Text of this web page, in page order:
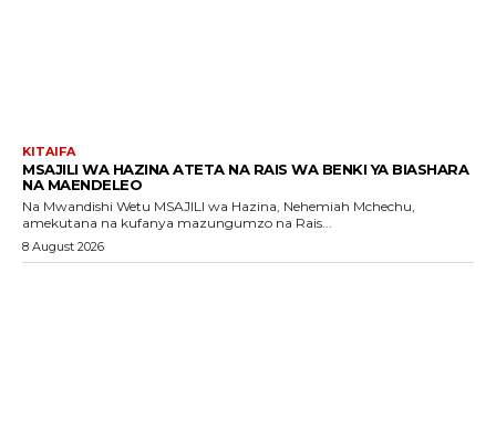
KITAIFA
MSAJILI WA HAZINA ATETA NA RAIS WA BENKI YA BIASHARA
NA MAENDELEO
Na Mwandishi Wetu MSAJILI wa Hazina, Nehemiah Mchechu,
amekutana na kufanya mazungumzo na Rais...
8 August 2026